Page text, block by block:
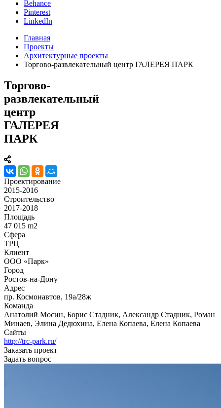
Behance
Pinterest
LinkedIn
Главная
Проекты
Архитектурные проекты
Торгово-развлекательный центр ГАЛЕРЕЯ ПАРК
Торгово-
развлекательный
центр
ГАЛЕРЕЯ
ПАРК
Проектирование
2015-2016
Строительство
2017-2018
Площадь
47 015 m2
Сфера
ТРЦ
Клиент
ООО «Парк»
Город
Ростов-на-Дону
Адрес
пр. Космонавтов, 19а/28ж
Команда
Анатолий Мосин, Борис Стадник, Александр Стадник, Роман
Минаев, Элина Дедюхина, Елена Копаева, Елена Копаева
Сайты
http://trc-park.ru/
Заказать проект
Задать вопрос